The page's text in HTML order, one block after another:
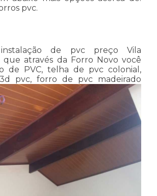
pvc.
instalação de pvc preço Vila
que através da Forro Novo você
de PVC, telha de pvc colonial,
pvc, forro de pvc madeirado